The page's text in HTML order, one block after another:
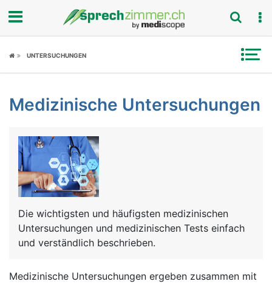
Fokus
Symptome
Untersuchungen
News
Ratgeber
Rubriken
UNTERSUCHUNGEN
Medizinische Untersuchungen
Die wichtigsten und häufigsten medizinischen
Untersuchungen und medizinischen Tests einfach
und verständlich beschrieben.
Medizinische Untersuchungen ergeben zusammen mit